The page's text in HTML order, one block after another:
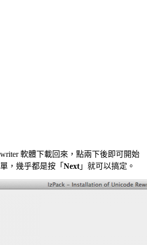
軟體下載回來，點兩下後即可開始
，幾乎都是按「 Next」就可以搞定。